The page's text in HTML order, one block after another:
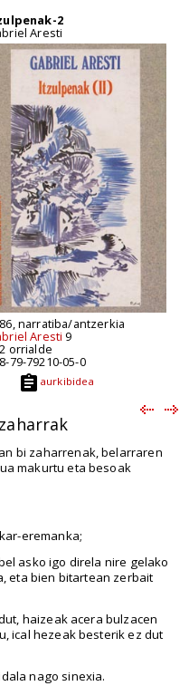
2
Aresti
narratiba/antzerkia
Aresti 9
orrialde
79-79210-05-0
aurkibidea
bi zaharrenak, belarraren
makurtu eta besoak
eremanka;
asko igo direla nire gelako
eta bien bitartean zerbait
haizeak acera bulzacen
ical hezeak besterik ez dut
nago sinexia.